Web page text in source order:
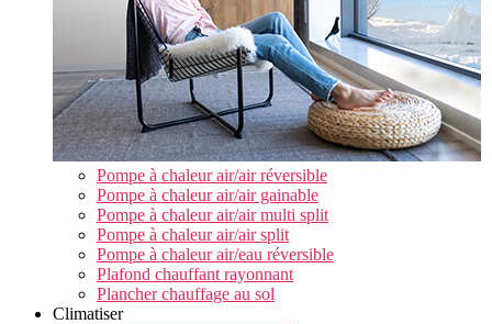
Pompe à chaleur air/air réversible
Pompe à chaleur air/air gainable
Pompe à chaleur air/air multi split
Pompe à chaleur air/air split
Pompe à chaleur air/eau réversible
Plafond chauffant rayonnant
Plancher chauffage au sol
Climatiser